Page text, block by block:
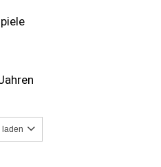
laden